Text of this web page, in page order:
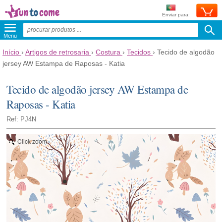
Enviar para:
Menu
Início › Artigos de retrosaria › Costura › Tecidos › Tecido de algodão
jersey AW Estampa de Raposas - Katia
Tecido de algodão jersey AW Estampa de
Raposas - Katia
Ref: PJ4N
Click zoom